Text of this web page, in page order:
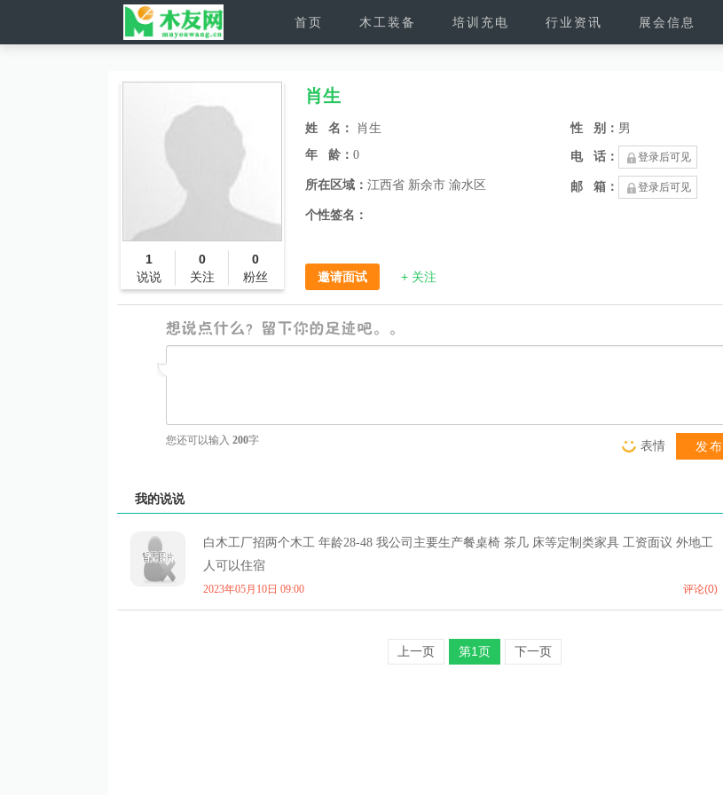
首页 木工装备 培训充电 行业资讯 展会信息
1
说说
0
关注
0
粉丝
肖生
姓 名： 肖生 性 别： 男
年 龄： 0 电 话： 登录后可见
所在区域： 江西省 新余市 渝水区 邮 箱： 登录后可见
个性签名：
邀请面试 + 关注
您还可以输入 200字 发布
表情
我的说说
白木工厂招两个木工 年龄28-48 我公司主要生产餐桌椅 茶几 床等定制类家具 工资面议 外地工
人可以住宿
2023年05月10日 09:00 评论(0)
上一页 第1页 下一页